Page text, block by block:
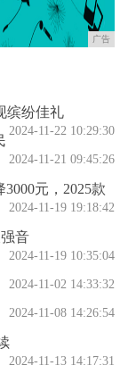
广告
缤纷佳礼
2024-11-22 10:29:30
2024-11-21 09:45:26
元，2025款
2024-11-19 19:18:42
音
2024-11-19 10:35:04
2024-11-02 14:33:32
2024-11-08 14:26:54
2024-11-13 14:17:31